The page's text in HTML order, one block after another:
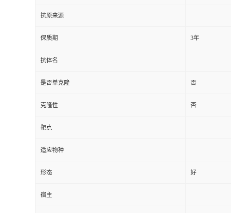
抗原来源
保质期 3年
抗体名
是否单克隆 否
克隆性 否
靶点
适应物种
形态 好
宿主